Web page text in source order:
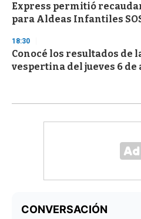
Express permitió
para Aldeas Infantiles
18:30
Conocé los resultados de
vespertina del jueves 6 de